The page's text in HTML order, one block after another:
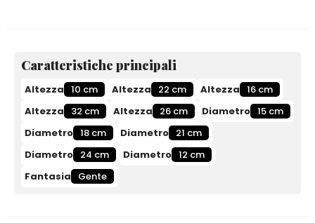
Caratteristiche principali
Altezza 10 cm Altezza 22 cm Altezza 16 cm
Altezza
32 cm Altezza 26 cm Diametro 15 cm
Diametro 18 cm Diametro 21 cm
Diametro 24 cm Diametro 12 cm
Fantasia
Gente